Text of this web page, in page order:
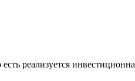
реализуется